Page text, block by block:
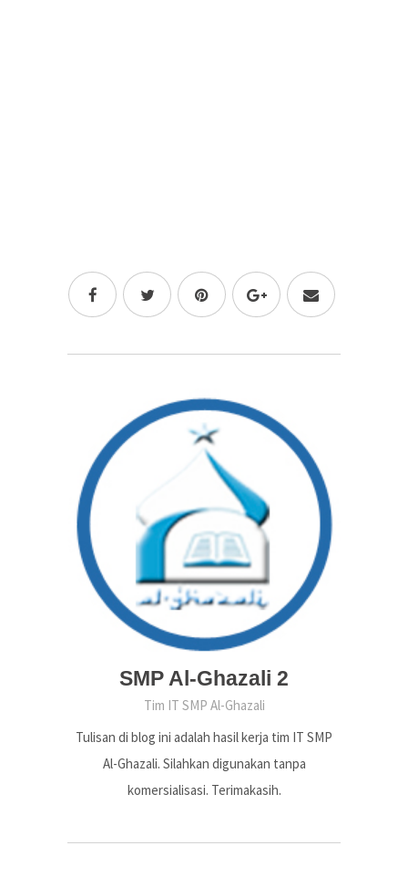
SMP Al-Ghazali 2
Tim IT SMP Al-Ghazali
Tulisan di blog ini adalah hasil kerja tim IT SMP
Al-Ghazali. Silahkan digunakan tanpa
komersialisasi. Terimakasih.